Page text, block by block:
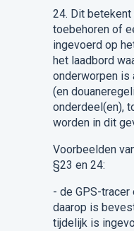
24. Dit betekent
toebehoren of
ingevoerd op
het laadbord
onderworpen is
(en douane
onderdeel(en),
worden in dit
Voorbeelden
§23 en 24:
- de GPS-tracer
daarop is
tijdelijk is